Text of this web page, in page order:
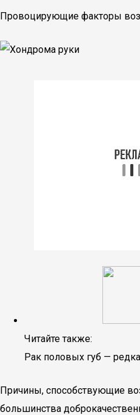
Провоцирующие факторы
Читайте также:
Рак половых губ —
Причины, способствующие
большинства